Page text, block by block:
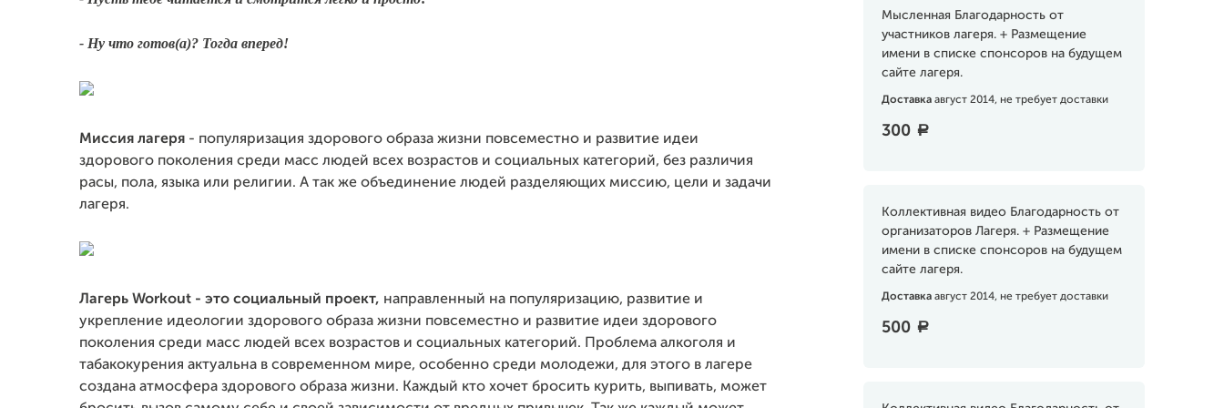
Мысленная Благодарность от
участников лагеря. + Размещение
имени в списке спонсоров на будущем
сайте лагеря.
Доставка август 2014, не требует доставки
300 a
Коллективная видео Благодарность от
организаторов Лагеря. + Размещение
имени в списке спонсоров на будущем
сайте лагеря.
Доставка август 2014, не требует доставки
500 a
- Ну что готов(а)? Тогда вперед!
Миссия лагеря - популяризация здорового образа жизни повсеместно и развитие идеи
здорового поколения среди масс людей всех возрастов и социальных категорий, без различия
расы, пола, языка или религии. А так же объединение людей разделяющих миссию, цели и задачи
лагеря.
Лагерь Workout - это социальный проект, направленный на популяризацию, развитие и
укрепление идеологии здорового образа жизни повсеместно и развитие идеи здорового
поколения среди масс людей всех возрастов и социальных категорий. Проблема алкоголя и
табакокурения актуальна в современном мире, особенно среди молодежи, для этого в лагере
создана атмосфера здорового образа жизни. Каждый кто хочет бросить курить, выпивать, может